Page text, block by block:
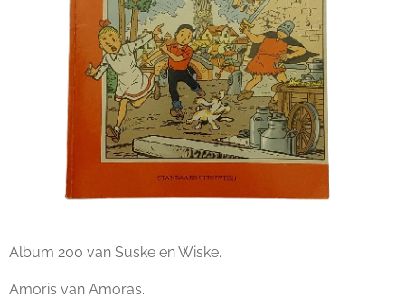
Album 200 van Suske en Wiske.
Amoris van Amoras.